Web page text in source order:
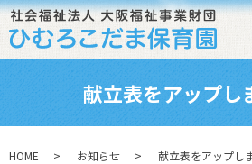
献立表をアップし
HOME お知らせ 献立表をアップし